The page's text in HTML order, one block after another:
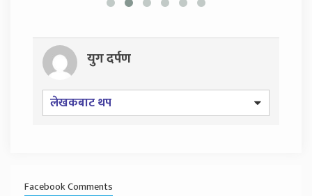
युग दर्पण
लेखकबाट थप
Facebook Comments